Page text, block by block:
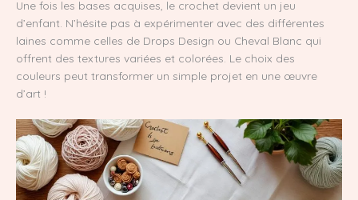
Une fois les bases acquises, le crochet devient un jeu
d’enfant. N’hésite pas à expérimenter avec des différentes
laines comme celles de Drops Design ou Cheval Blanc qui
offrent des textures variées et colorées. Le choix des
couleurs peut transformer un simple projet en une œuvre
d’art !